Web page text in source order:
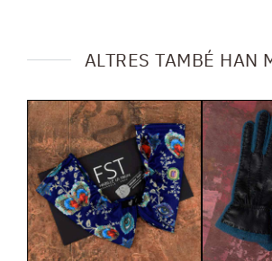
ALTRES TAMBÉ HAN